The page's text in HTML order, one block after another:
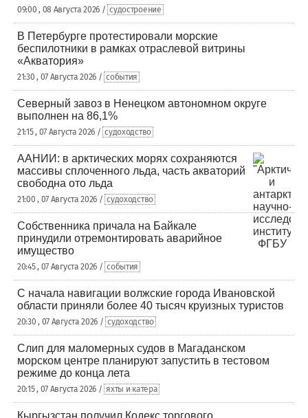
09:00 , 08 Августа 2026 / судостроение
В Петербурге протестировали морские
беспилотники в рамках отраслевой витрины
«Акватория»
21:30 , 07 Августа 2026 / события
Северный завоз в Ненецком автономном округе
выполнен на 86,1%
21:15 , 07 Августа 2026 / судоходство
ААНИИ: в арктических морях сохраняются
массивы сплоченного льда, часть акваторий
свободна ото льда
21:00 , 07 Августа 2026 / судоходство
Собственника причала на Байкале
принудили отремонтировать аварийное
имущество
20:45 , 07 Августа 2026 / события
С начала навигации волжские города Ивановской
области приняли более 40 тысяч круизных туристов
20:30 , 07 Августа 2026 / судоходство
Слип для маломерных судов в Магаданском
морском центре планируют запустить в тестовом
режиме до конца лета
20:15 , 07 Августа 2026 / яхты и катера
Кыргызстан получил Кодекс торгового